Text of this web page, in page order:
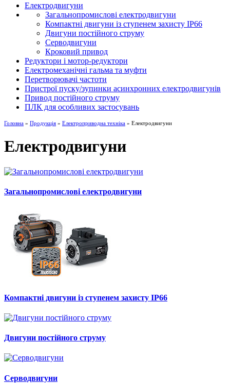
Електродвигуни
Загальнопромислові електродвигуни
Компактні двигуни із ступенем захисту IP66
Двигуни постійного струму
Серводвигуни
Кроковий привод
Редуктори і мотор-редуктори
Електромеханічні гальма та муфти
Перетворювачі частоти
Пристрої пуску/зупинки асинхронних електродвигунів
Привод постійного струму
ПЛК для особливих застосувань
Головна » Продукція » Електроприводна техніка » Електродвигуни
Електродвигуни
Загальнопромислові електродвигуни
Компактні двигуни із ступенем захисту IP66
Двигуни постійного струму
Серводвигуни